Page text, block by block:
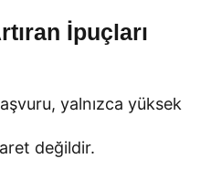
İpuçları
yalnızca yüksek
değildir.